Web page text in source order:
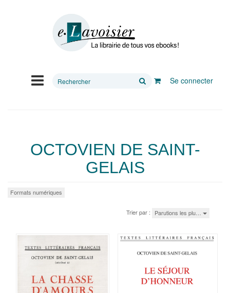
Rechercher
Se connecter
OCTOVIEN DE SAINT-
GELAIS
Formats numériques
Trier par : Parutions les plu…